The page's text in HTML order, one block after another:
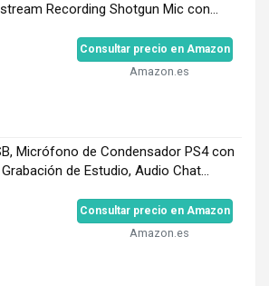
Recording Shotgun Mic con...
Consultar precio en Amazon
Amazon.es
Micrófono de Condensador PS4 con
de Estudio, Audio Chat...
Consultar precio en Amazon
Amazon.es